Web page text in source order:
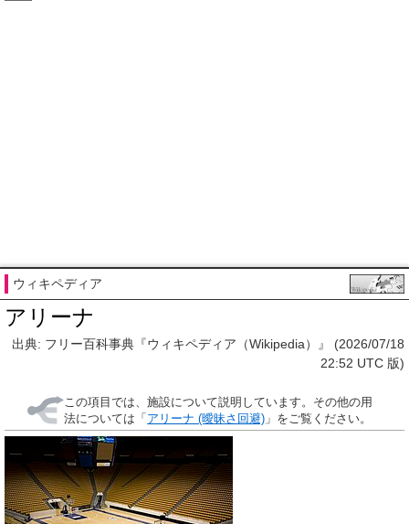
ウィキペディア
アリーナ
出典: フリー百科事典『ウィキペディア（Wikipedia）』 (2026/07/18
22:52 UTC 版)
この項目では、施設について説明しています。その他の用
法については「 アリーナ (曖昧さ回避) 」をご覧ください。